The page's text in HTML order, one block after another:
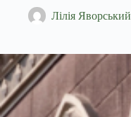
Лілія Яворський